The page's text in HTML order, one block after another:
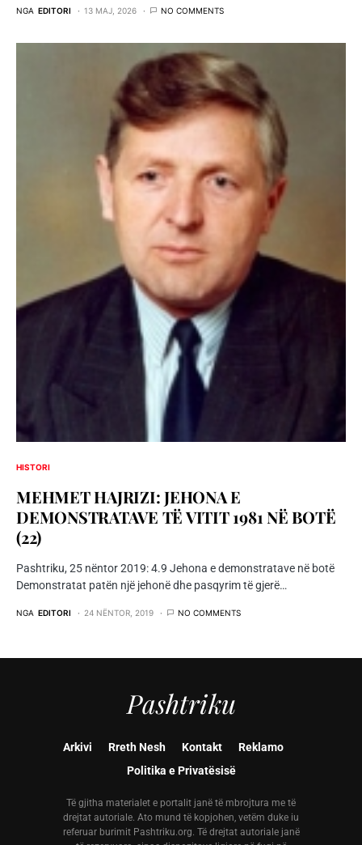
NGA EDITORI 13 MAJ, 2026 NO COMMENTS
HISTORI
MEHMET HAJRIZI: JEHONA E
DEMONSTRATAVE TË VITIT 1981 NË BOTË
(22)
Pashtriku, 25 nëntor 2019: 4.9 Jehona e demonstratave në botë
Demonstratat patën një jehonë dhe pasqyrim të gjerë…
NGA EDITORI 24 NËNTOR, 2019 NO COMMENTS
Pashtriku
Arkivi Rreth Nesh Kontakt
Reklamo
Politika e Privatësisë
Të gjitha materialet e portalit janë të mbrojtura me të
drejtat autoriale. Ato mund të kopjohen, vetëm duke iu
referuar burimit Pashtriku.org. Të drejtat autoriale janë